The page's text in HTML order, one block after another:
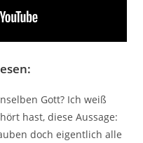
Gott? Ich weiß
hast, diese Aussage:
doch eigentlich alle